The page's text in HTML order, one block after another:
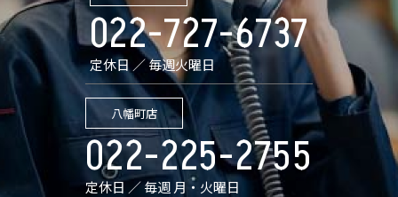
022-727-6737
定休日 ／ 毎週火曜日
八幡町店
022-225-2755
定休日 ／ 毎週 月・火曜日